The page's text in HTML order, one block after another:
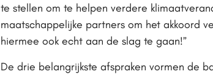
te stellen om te helpen verdere
maatschappelijke partners om het akkoord
hiermee ook echt aan de slag te gaan!”
De drie belangrijkste afspraken vormen de